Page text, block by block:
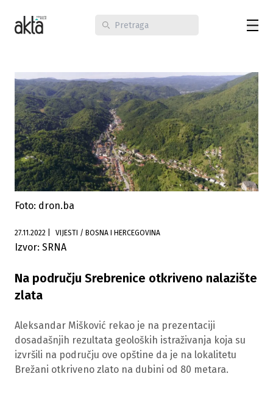
Foto: dron.ba
27.11.2022 VIJESTI / BOSNA I HERCEGOVINA
Izvor: SRNA
Na području Srebrenice otkriveno nalazište
zlata
Aleksandar Mišković rekao je na prezentaciji
dosadašnjih rezultata geoloških istraživanja koja su
izvršili na području ove opštine da je na lokalitetu
Brežani otkriveno zlato na dubini od 80 metara.